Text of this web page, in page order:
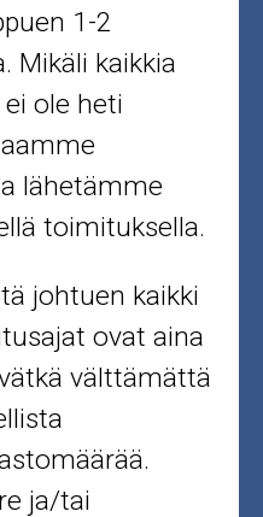
1-2
Mikäli kaikkia
ole heti
lähetämme
toimituksella.
johtuen kaikki
ovat aina
välttämättä
ja/tai